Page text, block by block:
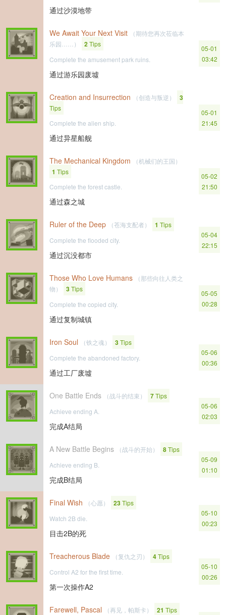
通过沙漠地带
We Await Your Next Visit
（期待您再次莅临本
乐园……）
2Tips
Complete the amusement park ruins.
通过游乐园废墟
05-01
03:42
Creation and Insurrection （创造与叛逆） 3
Tips
Complete the alien ship.
通过异星船舰
05-01
21:45
The Mechanical Kingdom （机械们的王国）
1 Tips
Complete the forest castle.
通过森之城
05-02
21:50
Ruler of the Deep （苍海支配者） 1 Tips
Complete the flooded city.
通过沉没都市
05-04
22:15
Those Who Love Humans
（那些向往人类之
物）
3Tips
Complete the copied city.
通过复制城镇
05-05
00:28
Iron Soul （铁之魂） 3Tips
Complete the abandoned factory.
通过工厂废墟
05-06
00:36
One Battle Ends （战斗的结束） 7Tips
Achieve ending A.
完成A结局
05-06
02:03
A New Battle Begins （战斗的开始） 8Tips
Achieve ending B.
完成B结局
05-09
01:10
Final Wish （心愿） 23Tips
Watch 2B die.
目击2B的死
05-10
00:23
Treacherous Blade （复仇之刃） 4Tips
Control A2 for the first time.
第一次操作A2
05-10
00:26
Farewell, Pascal （再见，帕斯卡） 21 Tips